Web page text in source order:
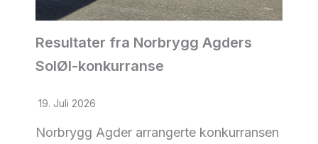
Resultater fra Norbrygg Agders
SolØl-konkurranse
19. Juli 2026
Norbrygg Agder arrangerte konkurransen